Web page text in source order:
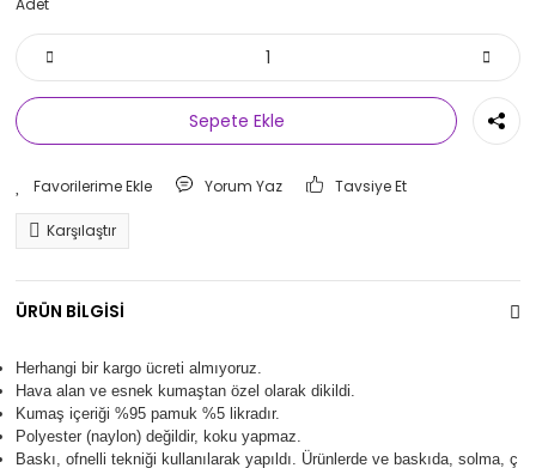
Adet
Sepete Ekle
Yorum Yaz Tavsiye Et
Karşılaştır
ÜRÜN BİLGİSİ
Herhangi bir kargo ücreti almıyoruz.
Hava alan ve esnek kumaştan özel olarak dikildi.
Kumaş içeriği %95 pamuk %5 likradır.
Polyester (naylon) değildir, koku yapmaz.
Baskı, ofnelli tekniği kullanılarak yapıldı. Ürünlerde ve baskıda, solma, ç